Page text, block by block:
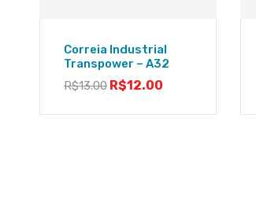
Correia Industrial
Transpower – A32
R$13.00 R$12.00